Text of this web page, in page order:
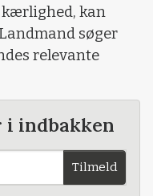
kærlighed, kan
søger
relevante
i indbakken
Tilmeld